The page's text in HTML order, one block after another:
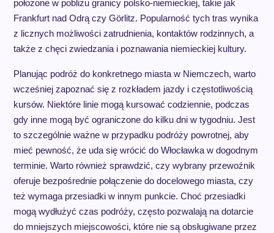
położone w pobliżu granicy polsko-niemieckiej, takie jak
Frankfurt nad Odrą czy Görlitz. Popularność tych tras wynika
z licznych możliwości zatrudnienia, kontaktów rodzinnych, a
także z chęci zwiedzania i poznawania niemieckiej kultury.
Planując podróż do konkretnego miasta w Niemczech, warto
wcześniej zapoznać się z rozkładem jazdy i częstotliwością
kursów. Niektóre linie mogą kursować codziennie, podczas
gdy inne mogą być ograniczone do kilku dni w tygodniu. Jest
to szczególnie ważne w przypadku podróży powrotnej, aby
mieć pewność, że uda się wrócić do Włocławka w dogodnym
terminie. Warto również sprawdzić, czy wybrany przewoźnik
oferuje bezpośrednie połączenie do docelowego miasta, czy
też wymaga przesiadki w innym punkcie. Choć przesiadki
mogą wydłużyć czas podróży, często pozwalają na dotarcie
do mniejszych miejscowości, które nie są obsługiwane przez